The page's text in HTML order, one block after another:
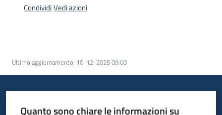
strumenti
Supporto
Piattaforme
CondividiVedi azioni
Ultimo aggiornamento: 10-12-2025 09:00
Quanto sono chiare le informazioni su